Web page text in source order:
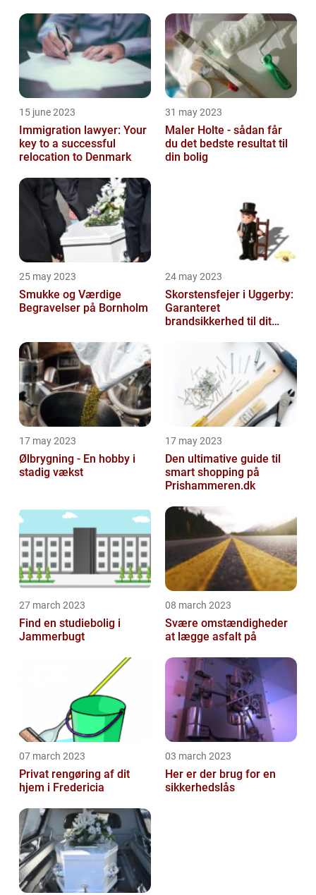
15 june 2023
Immigration lawyer: Your
key to a successful
relocation to Denmark
31 may 2023
Maler Holte - sådan får
du det bedste resultat til
din bolig
25 may 2023
Smukke og Værdige
Begravelser på Bornholm
24 may 2023
Skorstensfejer i Uggerby:
Garanteret
brandsikkerhed til dit
17 may 2023
Ølbrygning - En hobby i
stadig vækst
17 may 2023
Den ultimative guide til
smart shopping på
Prishammeren.dk
27 march 2023
Find en studiebolig i
Jammerbugt
08 march 2023
Svære omstændigheder
at lægge asfalt på
07 march 2023
Privat rengøring af dit
hjem i Fredericia
03 march 2023
Her er der brug for en
sikkerhedslås